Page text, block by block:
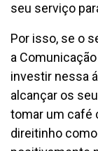
seu serviço
Por isso, se o
a
investir nessa
alcançar os
tomar um café
direitinho